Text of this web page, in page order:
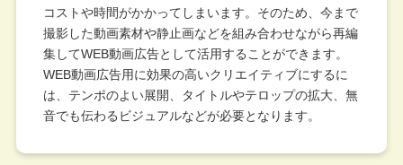
コストや時間がかかってしまいます。そのため、今まで
撮影した動画素材や静止画などを組み合わせながら再編
集してWEB動画広告として活用することができます。
WEB動画広告用に効果の高いクリエイティブにするに
は、テンポのよい展開、タイトルやテロップの拡大、無
音でも伝わるビジュアルなどが必要となります。